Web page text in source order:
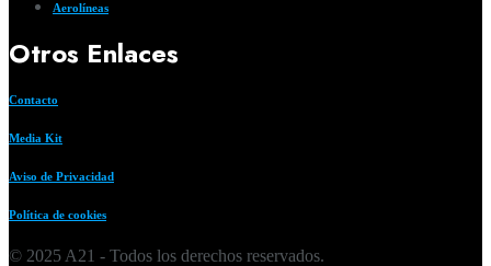
Aerolíneas
Otros Enlaces
Contacto
Media Kit
Aviso de Privacidad
Política de cookies
© 2025 A21 - Todos los derechos reservados.